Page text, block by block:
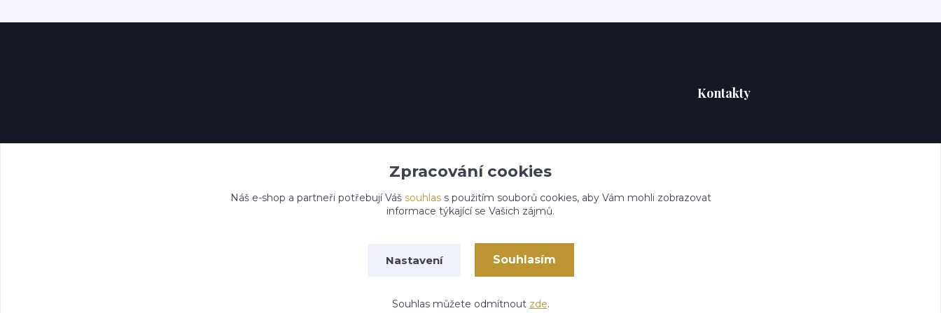
Kontakty
Zpracování cookies
Náš e-shop a partneři potřebují Váš souhlass použitím souborů cookies, aby Vám mohli zobrazovat
informace týkající se Vašich zájmů.
Nastavení Souhlasím
Souhlas můžete odmítnout zde.